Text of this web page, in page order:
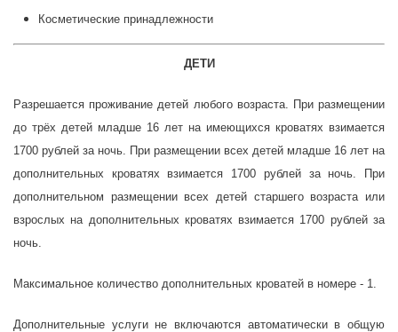
Косметические принадлежности
ДЕТИ
Разрешается проживание детей любого возраста. При размещении
до трёх детей младше 16 лет на имеющихся кроватях взимается
1700 рублей за ночь. При размещении всех детей младше 16 лет на
дополнительных кроватях взимается 1700 рублей за ночь.
При
дополнительном размещении всех детей старшего возраста или
взрослых на дополнительных кроватях взимается 1700 рублей за
ночь.
Максимальное количество дополнительных кроватей в номере - 1.
Дополнительные услуги не включаются автоматически в общую